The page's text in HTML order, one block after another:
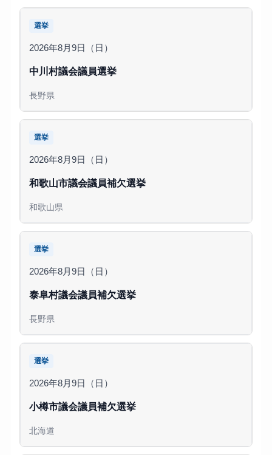
選挙
2026年8月9日（日）
中川村議会議員選挙
長野県
選挙
2026年8月9日（日）
和歌山市議会議員補欠選挙
和歌山県
選挙
2026年8月9日（日）
泰阜村議会議員補欠選挙
長野県
選挙
2026年8月9日（日）
小樽市議会議員補欠選挙
北海道